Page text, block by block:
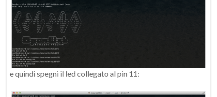
e quindi spegni il led collegato al pin 11: